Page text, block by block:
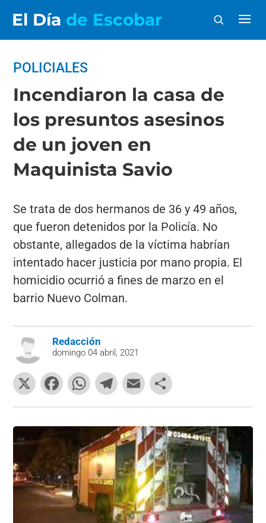
El Día de Escobar
POLICIALES
Incendiaron la casa de
los presuntos asesinos
de un joven en
Maquinista Savio
Se trata de dos hermanos de 36 y 49 años,
que fueron detenidos por la Policía. No
obstante, allegados de la víctima habrían
intentado hacer justicia por mano propia. El
homicidio ocurrió a fines de marzo en el
barrio Nuevo Colman.
Redacción
domingo 04 abril, 2021
X
F
a
c
e
b
o
o
W
h
at
s
A
p
p
T
el
e
gr
a
m
E
m
ai
l
o
m
p
ar
tir